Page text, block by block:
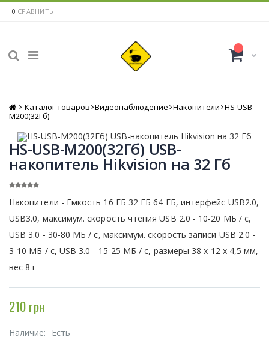
0 СРАВНИТЬ
Главная
Каталог товаров Видеонаблюдение Накопители HS-USB-
M200(32Гб)
HS-USB-M200(32Гб) USB-
накопитель Hikvision на 32 Гб
Накопители - Емкость 16 ГБ 32 ГБ 64 ГБ, интерфейс USB2.0,
USB3.0, максимум. скорость чтения USB 2.0 - 10-20 МБ / с,
USB 3.0 - 30-80 МБ / с, максимум. скорость записи USB 2.0 -
3-10 МБ / с, USB 3.0 - 15-25 МБ / с, размеры 38 х 12 х 4,5 мм,
вес 8 г
210 грн
Наличие: Есть